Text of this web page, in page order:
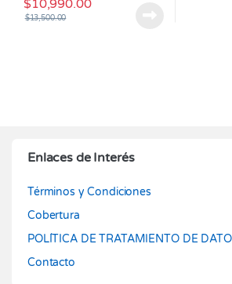
$10,990.00
$13,500.00
Enlaces de Interés
Términos y Condiciones
Cobertura
POLÍTICA DE TRATAMIENTO DE
Contacto